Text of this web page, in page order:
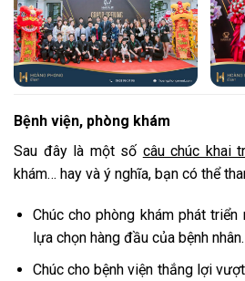
Bệnh viện, phòng khám
Sau đây là một số câu chúc khai
khám… hay và ý nghĩa, bạn có thể
Chúc cho phòng khám phát
lựa chọn hàng đầu của bệnh nhân.
Chúc cho bệnh viện thắng lợi